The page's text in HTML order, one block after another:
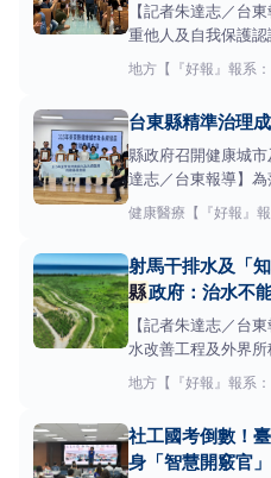
【記者朱達志／台
重他人及自我保護認
灣安心家庭關懷協
選」活動，共77件
舉，一同見證孩子
地方 【『好報』報系
台東縣精準治理
縣政府召開健康城
達志／台東報導】
（SDGs），
臺東縣
縣
健康城市及永續
授、洪德仁理事長
健康醫療 【『好報』
射馬干排水及「
縣政府：治水不
【記者朱達志／台
水改善工程及外界
府今(8)日表示，近
雨、颱風豪雨發生
障人民生命財產安全
險
地方 【『好報』報系
社工國考倒數！
身「智慧開竅官